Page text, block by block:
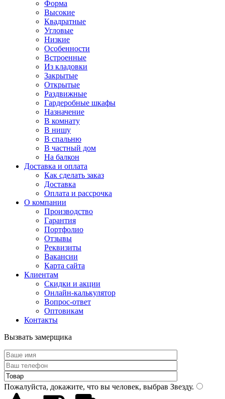
Форма
Высокие
Квадратные
Угловые
Низкие
Особенности
Встроенные
Из кладовки
Закрытые
Открытые
Раздвижные
Гардеробные шкафы
Назначение
В комнату
В нишу
В спальню
В частный дом
На балкон
Доставка и оплата
Как сделать заказ
Доставка
Оплата и рассрочка
О компании
Производство
Гарантия
Портфолио
Отзывы
Реквизиты
Вакансии
Карта сайта
Клиентам
Скидки и акции
Онлайн-калькулятор
Вопрос-ответ
Оптовикам
Контакты
Вызвать замерщика
Пожалуйста, докажите, что вы человек, выбрав Звезду.